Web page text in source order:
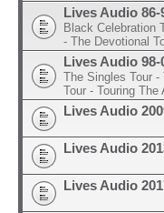
Lives Audio 86-
Black Celebration
- The Devotional
Lives Audio 98-
The Singles Tour
Tour - Touring The
Lives Audio
Lives Audio
Lives Audio